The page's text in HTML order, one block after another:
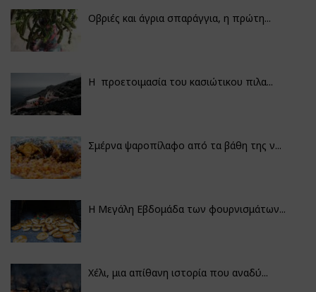
Οβριές και άγρια σπαράγγια, η πρώτη...
Η προετοιμασία του κασιώτικου πιλα...
Σμέρνα ψαροπίλαφο από τα βάθη της ν...
Η Μεγάλη Εβδομάδα των φουρνισμάτων...
Χέλι, μια απίθανη ιστορία που αναδύ...